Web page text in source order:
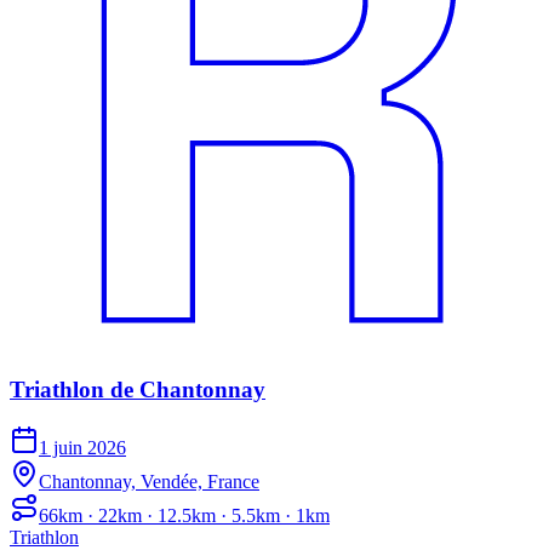
Triathlon de Chantonnay
1 juin 2026
Chantonnay, Vendée, France
66km · 22km · 12.5km · 5.5km · 1km
Triathlon